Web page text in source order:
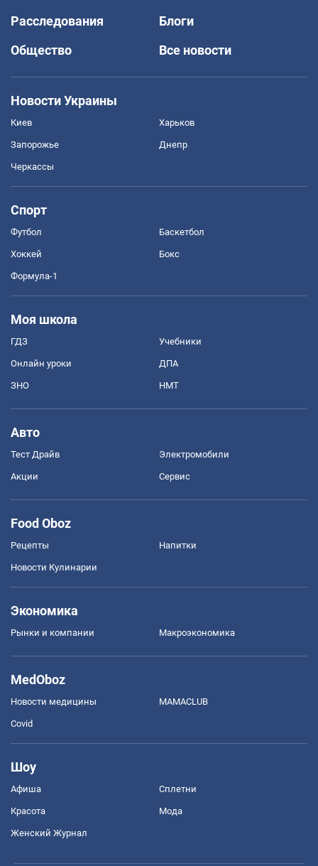
Расследования
Блоги
Общество
Все новости
Новости Украины
Киев Харьков
Запорожье Днепр
Черкассы
Спорт
Футбол Баскетбол
Хоккей Бокс
Формула-1
Моя школа
ГДЗ Учебники
Онлайн уроки ДПА
ЗНО НМТ
Авто
Тест Драйв Электромобили
Акции Сервис
Food Oboz
Рецепты Напитки
Новости Кулинарии
Экономика
Рынки и компании Mакроэкономика
MedOboz
Новости медицины MAMACLUB
Covid
Шоу
Афиша Сплетни
Красота Мода
Женский Журнал